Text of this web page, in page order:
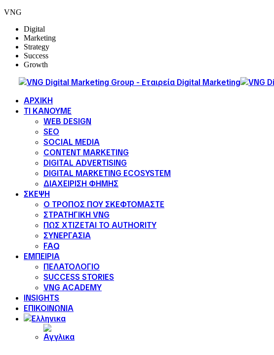
VNG
Digital
Marketing
Strategy
Success
Growth
ΑΡΧΙΚΗ
ΤΙ ΚΑΝΟΥΜΕ
WEB DESIGN
SEO
SOCIAL MEDIA
CONTENT MARKETING
DIGITAL ADVERTISING
DIGITAL MARKETING ECOSYSTEM
ΔΙΑΧΕΙΡΙΣΗ ΦΗΜΗΣ
ΣΚΕΨΗ
Ο ΤΡΟΠΟΣ ΠΟΥ ΣΚΕΦΤΟΜΑΣΤΕ
ΣΤΡΑΤΗΓΙΚΗ VNG
ΠΩΣ ΧΤΙΖΕΤΑΙ ΤΟ AUTHORITY
ΣΥΝΕΡΓΑΣΙΑ
FAQ
ΕΜΠΕΙΡΙΑ
ΠΕΛΑΤΟΛΟΓΙΟ
SUCCESS STORIES
VNG ACADEMY
INSIGHTS
ΕΠΙΚΟΙΝΩΝΙΑ